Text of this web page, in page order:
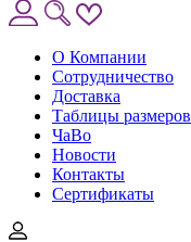
О Компании
Сотрудничество
Доставка
Таблицы размеров
ЧаВо
Новости
Контакты
Сертификаты